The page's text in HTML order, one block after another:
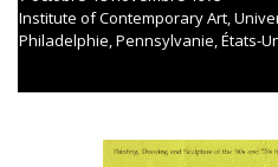
Institute of Contemporary Art,
Philadelphie, Pennsylvanie, États-